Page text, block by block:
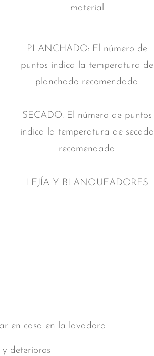
material
PLANCHADO: El número de
puntos indica la temperatura de
planchado recomendada
SECADO: El número de puntos
indica la temperatura de secado
recomendada
LEJÍA Y BLANQUEADORES
en casa en la lavadora
deterioros